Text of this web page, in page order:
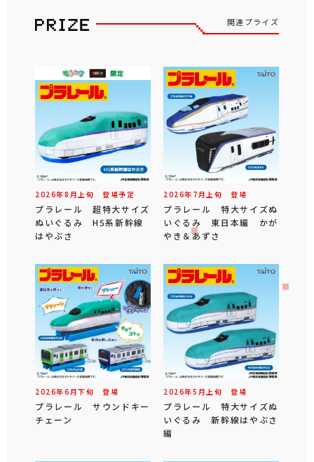
関連プライズ
2026年8 月 上旬 登場予定
プラレール 超特大サイズ
ぬいぐるみ H5系新幹線
はやぶさ
2026年 7 月 上旬 登場
プラレール 特大サイズぬ
いぐるみ 東日本編 かが
やき＆あずさ
2026年6 月下旬 登場
プラレール サウンドキー
チェーン
2026年5 月 上旬 登場
プラレール 特大サイズぬ
いぐるみ 新幹線はやぶさ
編